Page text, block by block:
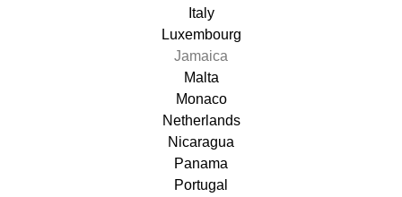
Italy
Luxembourg
Jamaica
Malta
Monaco
Netherlands
Nicaragua
Panama
Portugal